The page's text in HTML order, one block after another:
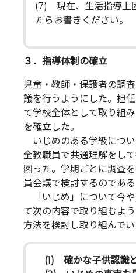
(7) 現在、生活指導上
たらお書きください。
３．指導体制の確立
児童・教師・保護者の調
議を行うようにした。担
て学校全体として取り組
を確立した。
いじめのある学級につい
全教職員で共通理解をし
図った。学期ごとに調査
員会議で検討するのである
「いじめ」について今
て次の内容で取り組むよ
方法を検討し取り組んでい
(1) 確かな子供認識と